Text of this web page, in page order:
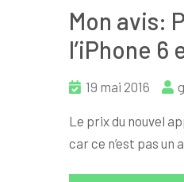
Mon avis:
l’iPhone 6
19 mai 2016
Le prix du nouvel
car ce n’est pas